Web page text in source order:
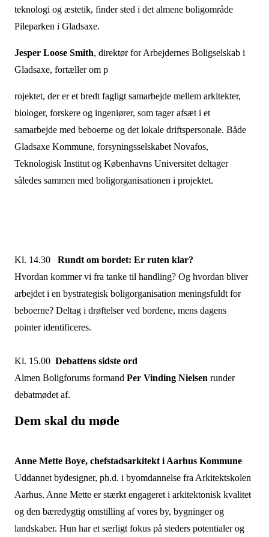
teknologi og æstetik, finder sted i det almene boligområde
Pileparken i Gladsaxe.
Jesper Loose Smith, direktør for Arbejdernes Boligselskab i
Gladsaxe, fortæller om p
rojektet, der er et bredt fagligt samarbejde mellem arkitekter,
biologer, forskere og ingeniører, som tager afsæt i et
samarbejde med beboerne og det lokale driftspersonale. Både
Gladsaxe Kommune, forsyningsselskabet Novafos,
Teknologisk Institut og Københavns Universitet deltager
således sammen med boligorganisationen i projektet.
Kl. 14.30 Rundt om bordet: Er ruten klar?
Hvordan kommer vi fra tanke til handling? Og hvordan bliver
arbejdet i en bystrategisk boligorganisation meningsfuldt for
beboerne? Deltag i drøftelser ved bordene, mens dagens
pointer identificeres.
Kl. 15.00 Debattens sidste ord
Almen Boligforums formand Per Vinding Nielsen runder
debatmødet af.
Dem skal du møde
Anne Mette Boye, chefstadsarkitekt i Aarhus Kommune
Uddannet bydesigner, ph.d. i byomdannelse fra Arkitektskolen
Aarhus. Anne Mette er stærkt engageret i arkitektonisk kvalitet
og den bæredygtig omstilling af vores by, bygninger og
landskaber. Hun har et særligt fokus på steders potentialer og